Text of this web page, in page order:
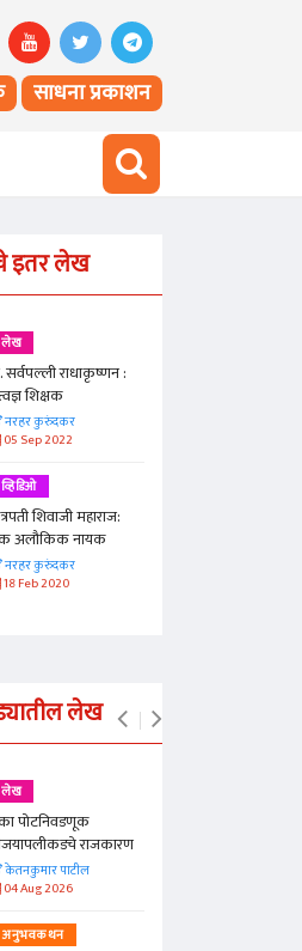
साधना प्रकाशन
इतर लेख
लेख
सर्वपल्ली राधाकृष्णन :
शिक्षक
नरहर कुरुंदकर
05 Sep 2022
व्हिडिओ
शिवाजी महाराज:
अलौकिक नायक
नरहर कुरुंदकर
18 Feb 2020
लेख
लेख
पोटनिवडणूक
राजकारण
केतनकुमार पाटील
04 Aug 2026
अनुभवकथन